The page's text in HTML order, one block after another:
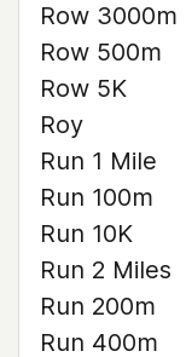
Row 3000m
Row 500m
Row 5K
Roy
Run 1 Mile
Run 100m
Run 10K
Run 2 Miles
Run 200m
Run 400m